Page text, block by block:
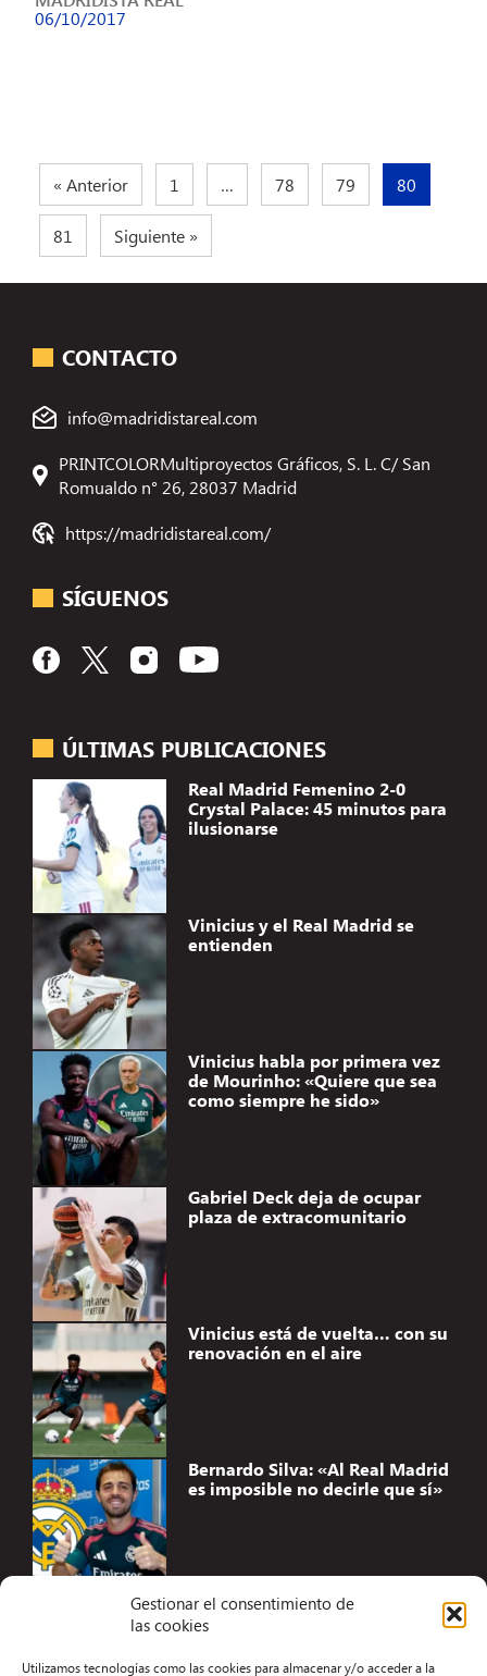
Gestionar el consentimiento de
las cookies
Utilizamos tecnologías como las cookies para almacenar y/o acceder a la
06/10/2017
« Anterior 1 … 78 79 80
81 Siguiente »
ÚLTIMAS PUBLICACIONES
Real Madrid Femenino 2-0
Crystal Palace: 45 minutos para
ilusionarse
Vinicius y el Real Madrid se
entienden
Vinicius habla por primera vez
de Mourinho: «Quiere que sea
como siempre he sido»
Gabriel Deck deja de ocupar
plaza de extracomunitario
Vinicius está de vuelta… con su
renovación en el aire
Bernardo Silva: «Al Real Madrid
es imposible no decirle que sí»
CONTACTO
info@madridistareal.com
PRINTCOLORMultiproyectos Gráficos, S. L. C/ San
Romualdo n° 26, 28037 Madrid
https://madridistareal.com/
SÍGUENOS